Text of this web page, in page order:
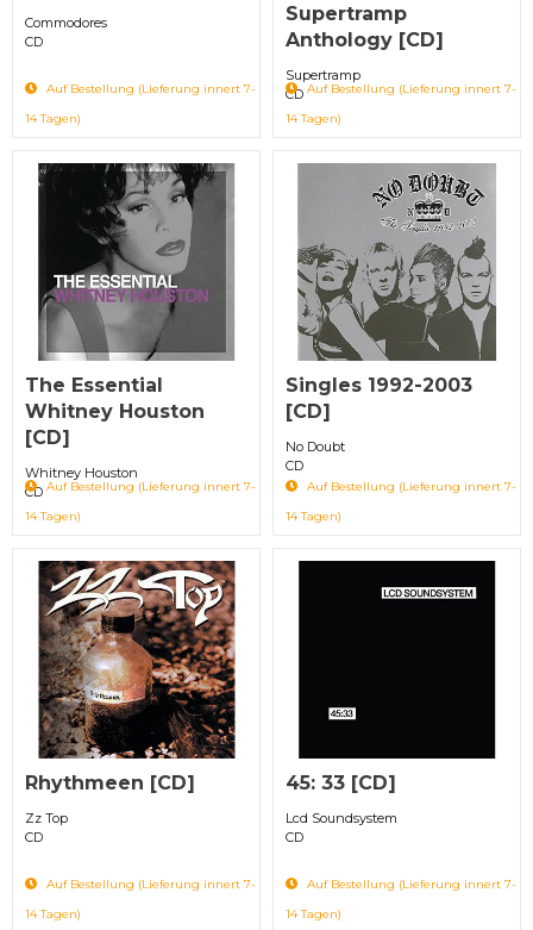
Commodores
CD
Auf Bestellung (Lieferung innert 7-
14 Tagen)
Supertramp
Anthology [CD]
Supertramp
CD Auf Bestellung (Lieferung innert 7-
14 Tagen)
The Essential
Whitney Houston
[CD]
Whitney Houston
CD Auf Bestellung (Lieferung innert 7-
14 Tagen)
Singles 1992-2003
[CD]
No Doubt
CD
Auf Bestellung (Lieferung innert 7-
14 Tagen)
Rhythmeen [CD]
Zz Top
CD
Auf Bestellung (Lieferung innert 7-
14 Tagen)
45: 33 [CD]
Lcd Soundsystem
CD
Auf Bestellung (Lieferung innert 7-
14 Tagen)